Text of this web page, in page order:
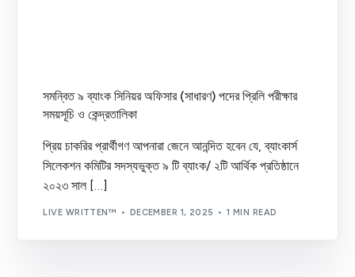
সমন্বিত ৯ ব্যাংক সিনিয়র অফিসার (সাধারণ) পদের প্রিলি পরীক্ষার
সময়সূচি ও কেন্দ্রতালিকা
প্রিয় চাকরির প্রার্থীগণ আপনারা জেনে আনন্দিত হবেন যে, ব্যাংকার্স
সিলেকশন কমিটির সদস্যভুক্ত ৯ টি ব্যাংক/ ২টি আর্থিক প্রতিষ্ঠানে
২০২৩ সাল […]
LIVE WRITTEN™ DECEMBER 1, 2025 1 MIN READ